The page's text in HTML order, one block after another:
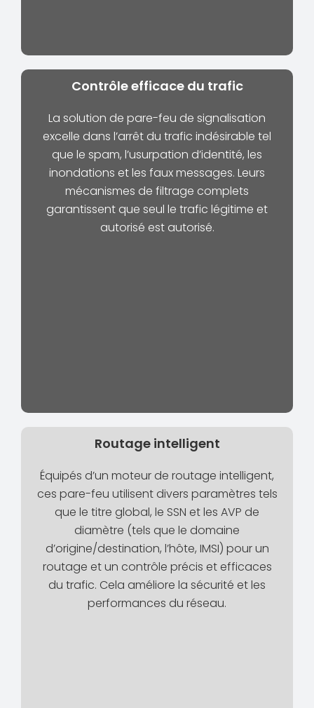
Contrôle efficace du trafic
La solution de pare-feu de signalisation
excelle dans l’arrêt du trafic indésirable tel
que le spam, l’usurpation d’identité, les
inondations et les faux messages. Leurs
mécanismes de filtrage complets
garantissent que seul le trafic légitime et
autorisé est autorisé.
Routage intelligent
Équipés d’un moteur de routage intelligent,
ces pare-feu utilisent divers paramètres tels
que le titre global, le SSN et les AVP de
diamètre (tels que le domaine
d’origine/destination, l’hôte, IMSI) pour un
routage et un contrôle précis et efficaces
du trafic. Cela améliore la sécurité et les
performances du réseau.